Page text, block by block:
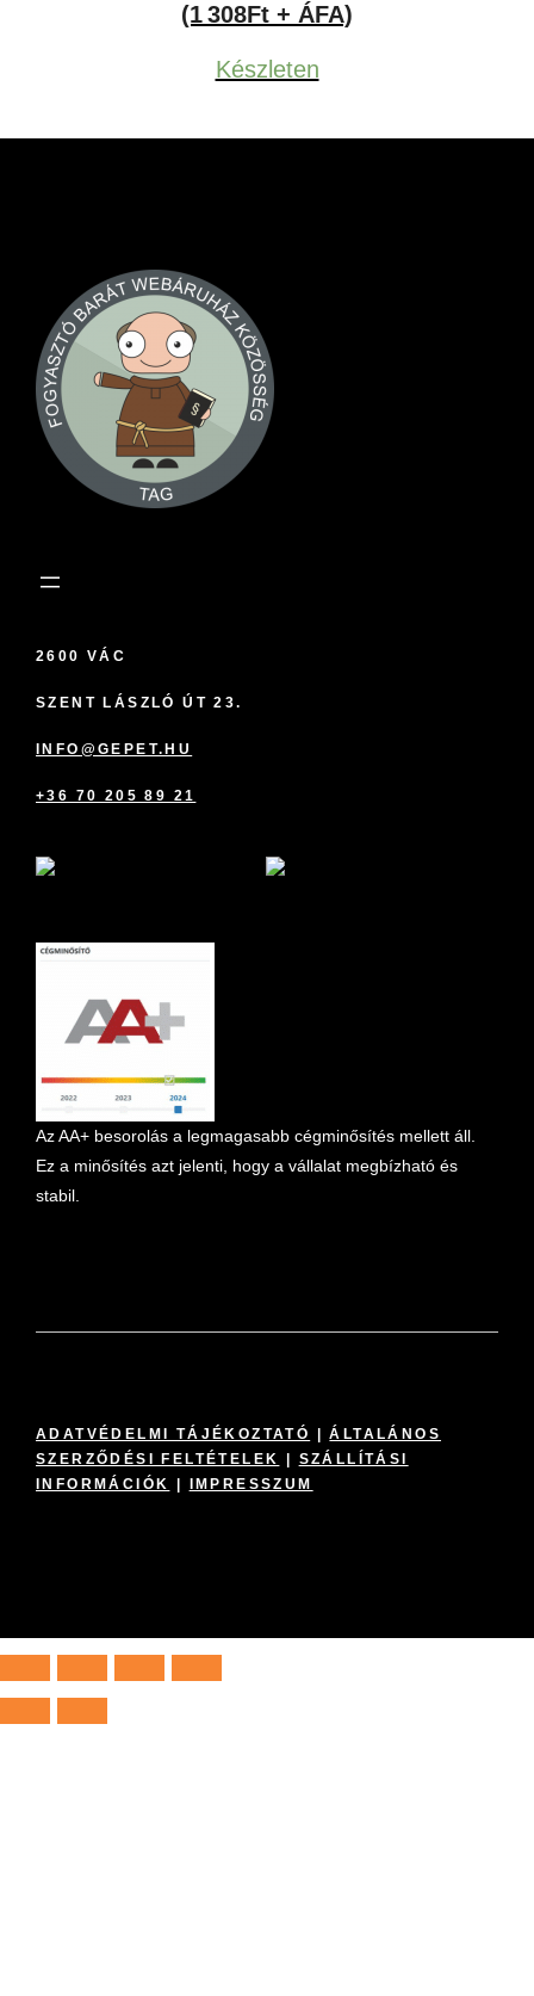
(1 308Ft + ÁFA)
Készleten
2600 VÁC
SZENT LÁSZLÓ ÚT 23.
INFO@GEPET.HU
+36 70 205 89 21
Az AA+ besorolás a legmagasabb cégminősítés mellett áll.
Ez a minősítés azt jelenti, hogy a vállalat megbízható és
stabil.
ADATVÉDELMI TÁJÉKOZTATÓ |ÁLTALÁNOS
SZERZŐDÉSI FELTÉTELEK
SZÁLLÍTÁSI
INFORMÁCIÓK
IMPRESSZUM